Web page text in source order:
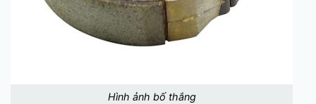
Hình ảnh bố thắng